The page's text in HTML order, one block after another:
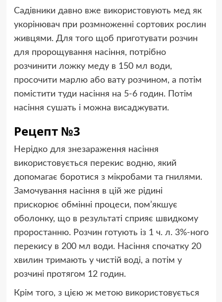
Садівники давно вже використовують мед як
укорінювач при розмноженні сортових рослин
живцями. Для того щоб приготувати розчин
для пророщування насіння, потрібно
розчинити ложку меду в 150 мл води,
просочити марлю або вату розчином, а потім
помістити туди насіння на 5-6 годин. Потім
насіння сушать і можна висаджувати.
Рецепт №3
Нерідко для знезараження насіння
використовується перекис водню, який
допомагає боротися з мікробами та гнилями.
Замочування насіння в цій же рідині
прискорює обмінні процеси, пом’якшує
оболонку, що в результаті сприяє швидкому
проростанню. Розчин готують із 1 ч. л. 3%-ного
перекису в 200 мл води. Насіння спочатку 20
хвилин тримають у чистій воді, а потім у
розчині протягом 12 годин.
Крім того, з цією ж метою використовується